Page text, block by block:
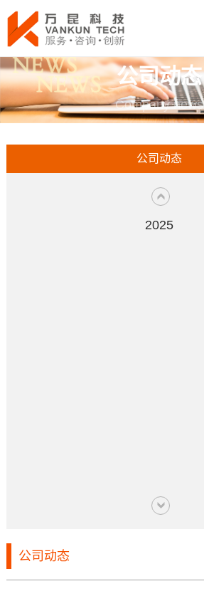
公司动态
Company news
公司动态
2025
公司动态